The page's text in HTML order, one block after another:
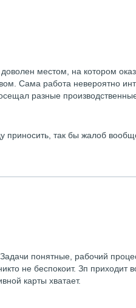
местом, на котором
Сама работа невероятно
разные
приносить, так бы жалоб
понятные, рабочий
не беспокоит. Зп приходит
карты хватает.